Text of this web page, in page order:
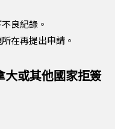
良紀錄。
在再提出申請。
大或其他國家拒簽